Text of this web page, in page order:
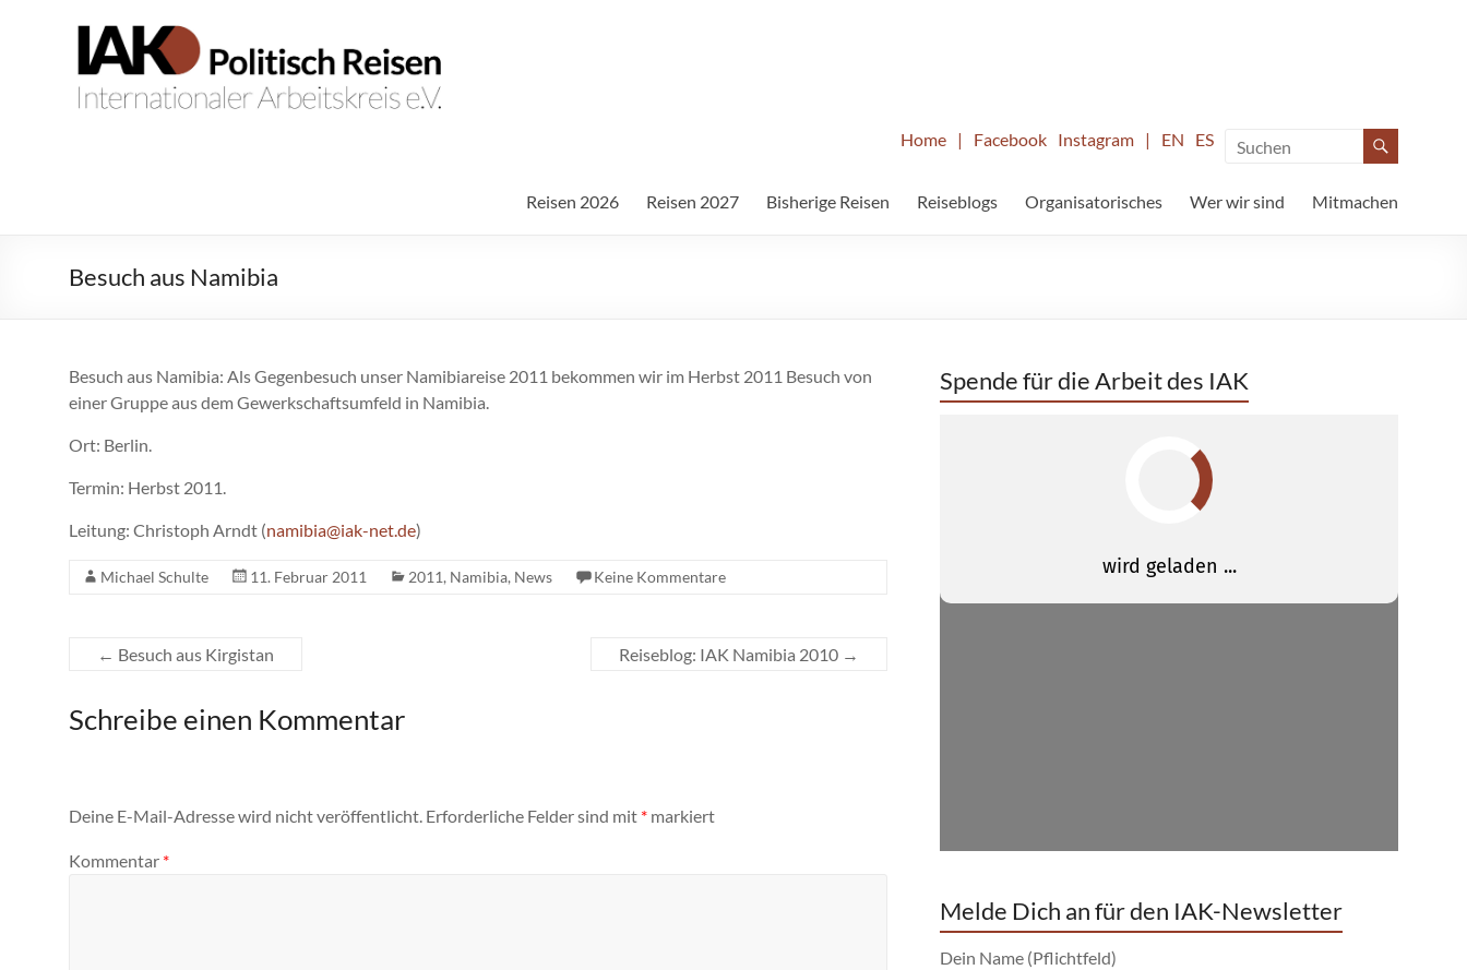
IAK.
Politisch
Internationaler
Arbeitskreis
e.V.
Home | Facebook Instagram | EN ES
Reisen 2026 Reisen 2027 Bisherige Reisen Reiseblogs Organisatorisches Wer wir sind Mitmachen
Besuch aus Namibia
Besuch aus Namibia: Als Gegenbesuch unser Namibiareise 2011 bekommen wir im Herbst 2011 Besuch von
einer Gruppe aus dem Gewerkschaftsumfeld in Namibia.
Ort: Berlin.
Termin: Herbst 2011.
Leitung: Christoph Arndt (namibia@iak-net.de)
Michael Schulte 11. Februar 2011 2011, Namibia, News Keine Kommentare
← Besuch aus Kirgistan Reiseblog: IAK Namibia 2010 →
Schreibe einen Kommentar
Deine E-Mail-Adresse wird nicht veröffentlicht. Erforderliche Felder sind mit * markiert
Kommentar *
Spende für die Arbeit des IAK
Melde Dich an für den IAK-Newsletter
Dein Name (Pflichtfeld)